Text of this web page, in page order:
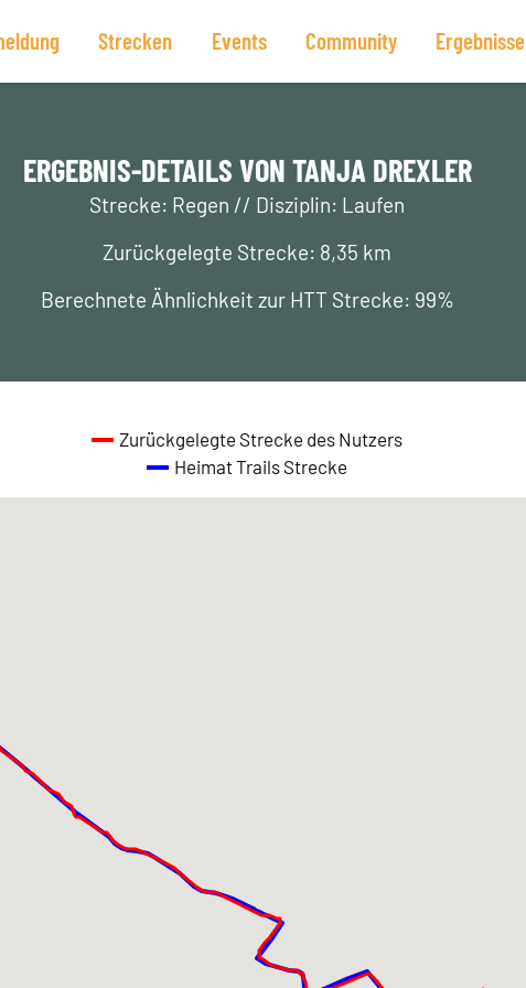
Strecken Events Community Ergebnisse
ERGEBNIS-DETAILS VON TANJA DREXLER
Strecke: Regen // Disziplin: Laufen
Zurückgelegte Strecke: 8,35 km
Berechnete Ähnlichkeit zur HTT Strecke: 99%
Zurückgelegte Strecke des Nutzers
Heimat Trails Strecke